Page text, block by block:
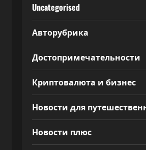
Uncategorised
Авторубрика
Достопримечательности
Криптовалюта и бизнес
Новости для
Новости плюс